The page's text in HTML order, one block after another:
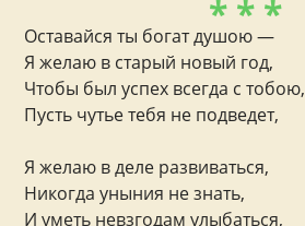
* * *
Оставайся ты богат душою —
Я желаю в старый новый год,
Чтобы был успех всегда с тобою,
Пусть чутье тебя не подведет,
Я желаю в деле развиваться,
Никогда уныния не знать,
И уметь невзгодам улыбаться,